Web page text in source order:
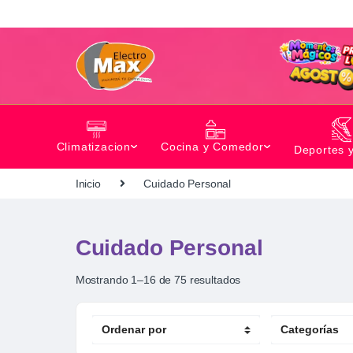
Climatizacion Cocina y Comedor Deportes
Inicio Cuidado Personal
Cuidado Personal
Mostrando 1–16 de 75 resultados